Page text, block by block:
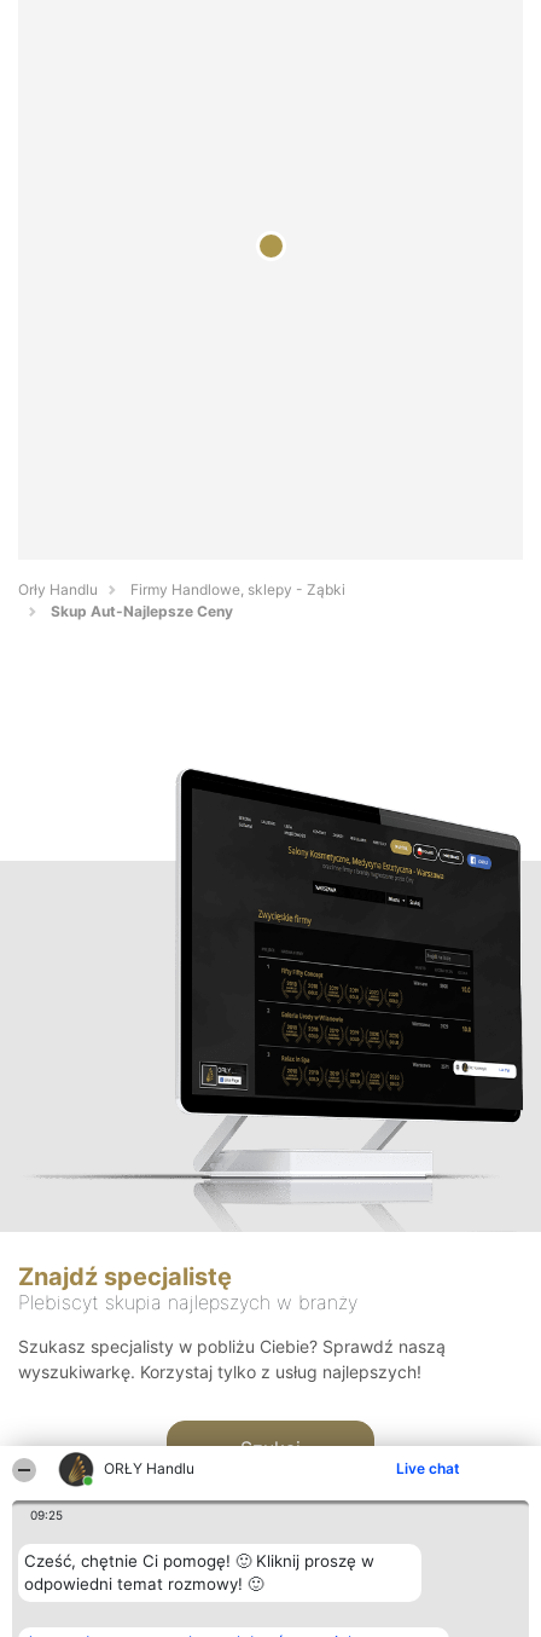
ORŁY Handlu Live chat
09:25
Cześć, chętnie Ci pomogę! 🙂 Kliknij proszę w
odpowiedni temat rozmowy! 🙂
Orły Handlu
Firmy Handlowe, sklepy - Ząbki
Skup Aut-Najlepsze Ceny
Znajdź specjalistę
Plebiscyt skupia najlepszych w branży
Szukasz specjalisty w pobliżu Ciebie? Sprawdź naszą
wyszukiwarkę. Korzystaj tylko z usług najlepszych!
Szukaj
Organizator plebiscytu Plebiscyt Kontakt